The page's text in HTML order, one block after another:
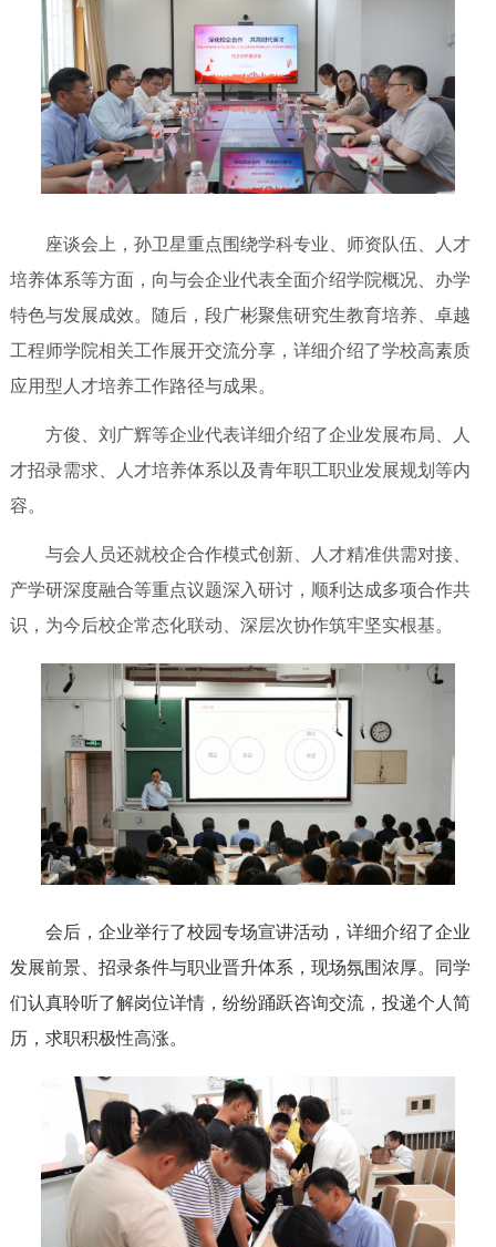
座谈会上，孙卫星重点围绕学科专业、师资队伍、人才
培养体系等方面，向与会企业代表全面介绍学院概况、办学
特色与发展成效。随后，段广彬聚焦研究生教育培养、卓越
工程师学院相关工作展开交流分享，详细介绍了学校高素质
应用型人才培养工作路径与成果。
方俊、刘广辉等企业代表详细介绍了企业发展布局、人
才招录需求、人才培养体系以及青年职工职业发展规划等内
容。
与会人员还就校企合作模式创新、人才精准供需对接、
产学研深度融合等重点议题深入研讨，顺利达成多项合作共
识，为今后校企常态化联动、深层次协作筑牢坚实根基。
会后，企业举行了校园专场宣讲活动，详细介绍了企业
发展前景、招录条件与职业晋升体系，现场氛围浓厚。同学
们认真聆听了解岗位详情，纷纷踊跃咨询交流，投递个人简
历，求职积极性高涨。